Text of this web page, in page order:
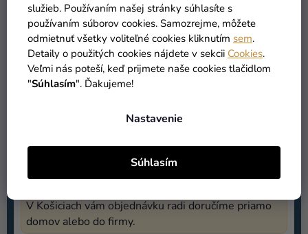
služieb. Používaním našej stránky súhlasíte s
používaním súborov cookies. Samozrejme, môžete
odmietnuť všetky voliteľné cookies kliknutím sem.
Detaily o použitých cookies nájdete v sekcii Cookies.
Veľmi nás poteší, keď prijmete naše cookies tlačidlom
"Súhlasím". Ďakujeme!
Nastavenie
Súhlasím
Objednávky do15:00(prac. deň) – vyzdvihnutie
2 prac. deň. Pred vyzdvihnutím počkaj na SMS/e-
mail.
Po–Pia09:00–17:00
Donáška Košice
V Košiciach vám objednávku radi doručíme priamo
domov alebo do firmy.